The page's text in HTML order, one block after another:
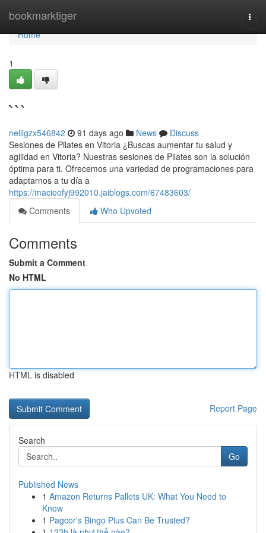
bookmarktiger
Home
Home
1
```
nelligzx546842 91 days ago News
Discuss
Sesiones de Pilates en Vitoria ¿Buscas aumentar tu salud y
agilidad en Vitoria? Nuestras sesiones de Pilates son la solución
óptima para ti. Ofrecemos una variedad de programaciones para
adaptarnos a tu día a
https://macieofyj992010.jaiblogs.com/67483603/
Comments
Who Upvoted
Comments
Submit a Comment
No HTML
HTML is disabled
Report Page
Search
Go
Published News
1 Amazon Returns Pallets UK: What You Need to
Know
1 Pagcor's Bingo Plus Can Be Trusted?